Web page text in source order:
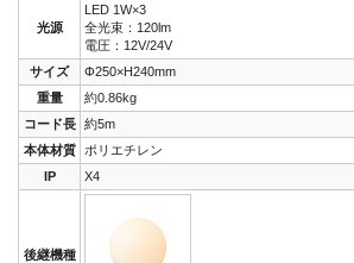
光源
LED 1W×3
全光束：120lm
電圧：12V/24V
サイズ
Φ250×H240mm
重量
約0.86kg
コード長
約5m
本体材質
ポリエチレン
IP
X4
後継機種